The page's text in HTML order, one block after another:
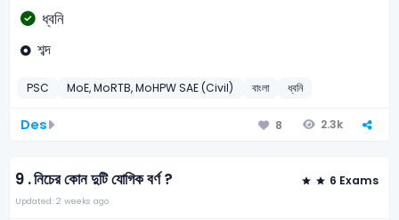
ধ্বনি
শব্দ
PSC MoE, MoRTB, MoHPW SAE (Civil) বাংলা ধ্বনি
Des 8 2.3k
9 .নিচের কোন দুটি যোগিক বর্ণ ? 6 Exams
Updated: 2 weeks ago